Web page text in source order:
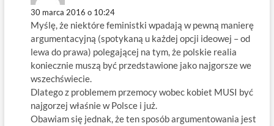
30 marca 2016 o 10:24
Myślę, że niektóre feministki wpadają w pewną manierę
argumentacyjną (spotykaną u każdej opcji ideowej – od
lewa do prawa) polegającej na tym, że polskie realia
koniecznie muszą być przedstawione jako najgorsze we
wszechświecie.
Dlatego z problemem przemocy wobec kobiet MUSI być
najgorzej właśnie w Polsce i już.
Obawiam się jednak, że ten sposób argumentowania jest